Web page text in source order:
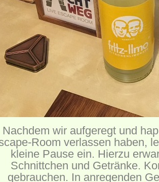
Nachdem wir aufgeregt und
Room verlassen haben,
kleine Pause ein. Hierzu
Schnittchen und Getränke.
gebrauchen. In anregenden